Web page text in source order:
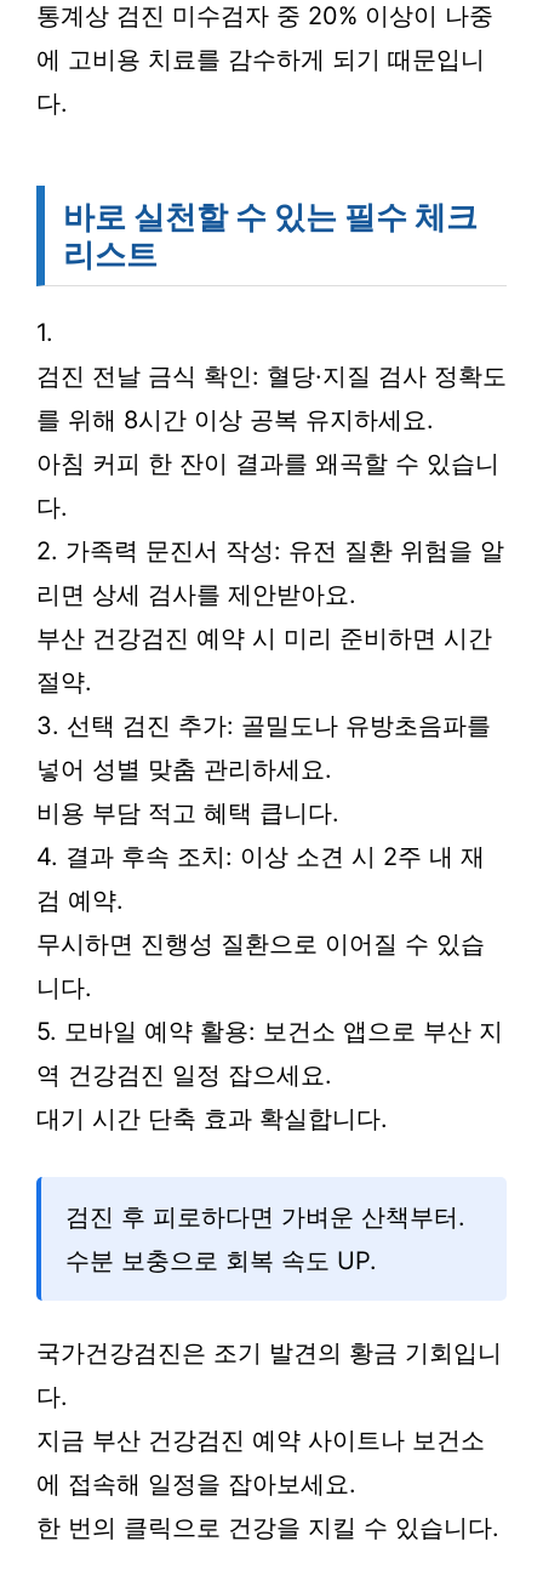
통계상 검진 미수검자 중 20% 이상이 나중
에 고비용 치료를 감수하게 되기 때문입니
다.
바로 실천할 수 있는 필수 체크
리스트
1.
검진 전날 금식 확인: 혈당·지질 검사 정확도
를 위해 8시간 이상 공복 유지하세요.
아침 커피 한 잔이 결과를 왜곡할 수 있습니
다.
2. 가족력 문진서 작성: 유전 질환 위험을 알
리면 상세 검사를 제안받아요.
부산 건강검진 예약 시 미리 준비하면 시간
절약.
3. 선택 검진 추가: 골밀도나 유방초음파를
넣어 성별 맞춤 관리하세요.
비용 부담 적고 혜택 큽니다.
4. 결과 후속 조치: 이상 소견 시 2주 내 재
검 예약.
무시하면 진행성 질환으로 이어질 수 있습
니다.
5. 모바일 예약 활용: 보건소 앱으로 부산 지
역 건강검진 일정 잡으세요.
대기 시간 단축 효과 확실합니다.
검진 후 피로하다면 가벼운 산책부터.
수분 보충으로 회복 속도 UP.
국가건강검진은 조기 발견의 황금 기회입니
다.
지금 부산 건강검진 예약 사이트나 보건소
에 접속해 일정을 잡아보세요.
한 번의 클릭으로 건강을 지킬 수 있습니다.